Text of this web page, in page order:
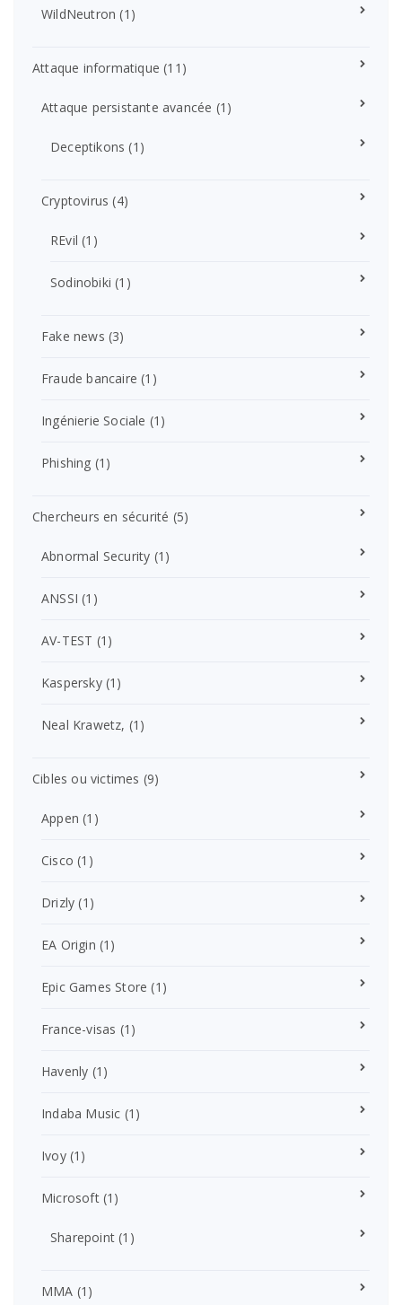
WildNeutron (1)
Attaque informatique (11)
Attaque persistante avancée (1)
Deceptikons (1)
Cryptovirus (4)
REvil (1)
Sodinobiki (1)
Fake news (3)
Fraude bancaire (1)
Ingénierie Sociale (1)
Phishing (1)
Chercheurs en sécurité (5)
Abnormal Security (1)
ANSSI (1)
AV-TEST (1)
Kaspersky(1)
Neal Krawetz, (1)
Cibles ou victimes (9)
Appen (1)
Cisco (1)
Drizly (1)
EA Origin (1)
Epic Games Store (1)
France-visas (1)
Havenly (1)
Indaba Music (1)
Ivoy(1)
Microsoft(1)
Sharepoint (1)
MMA (1)